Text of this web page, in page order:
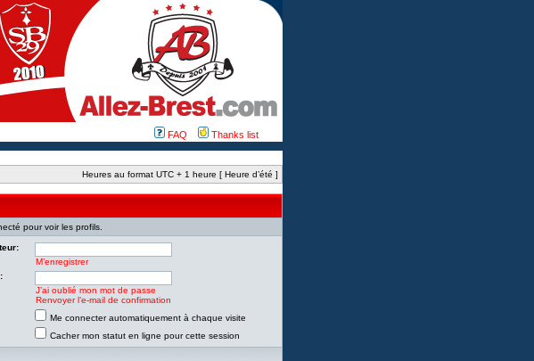
FAQ Thanks list
Heures au format UTC + 1 heure [ Heure d’été ]
pour voir les profils.
M’enregistrer
J’ai oublié mon mot de passe
Renvoyer l’e-mail de confirmation
Me connecter automatiquement à chaque visite
Cacher mon statut en ligne pour cette session